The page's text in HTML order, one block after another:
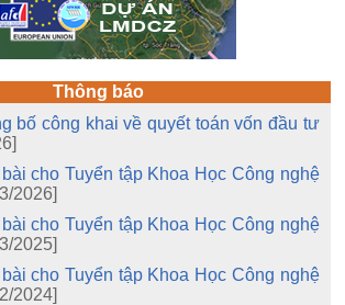
Thông báo
bố công khai về quyết toán vốn đầu tư
cho Tuyển tập Khoa Học Công nghệ
2026]
cho Tuyển tập Khoa Học Công nghệ
2025]
cho Tuyển tập Khoa Học Công nghệ
2024]